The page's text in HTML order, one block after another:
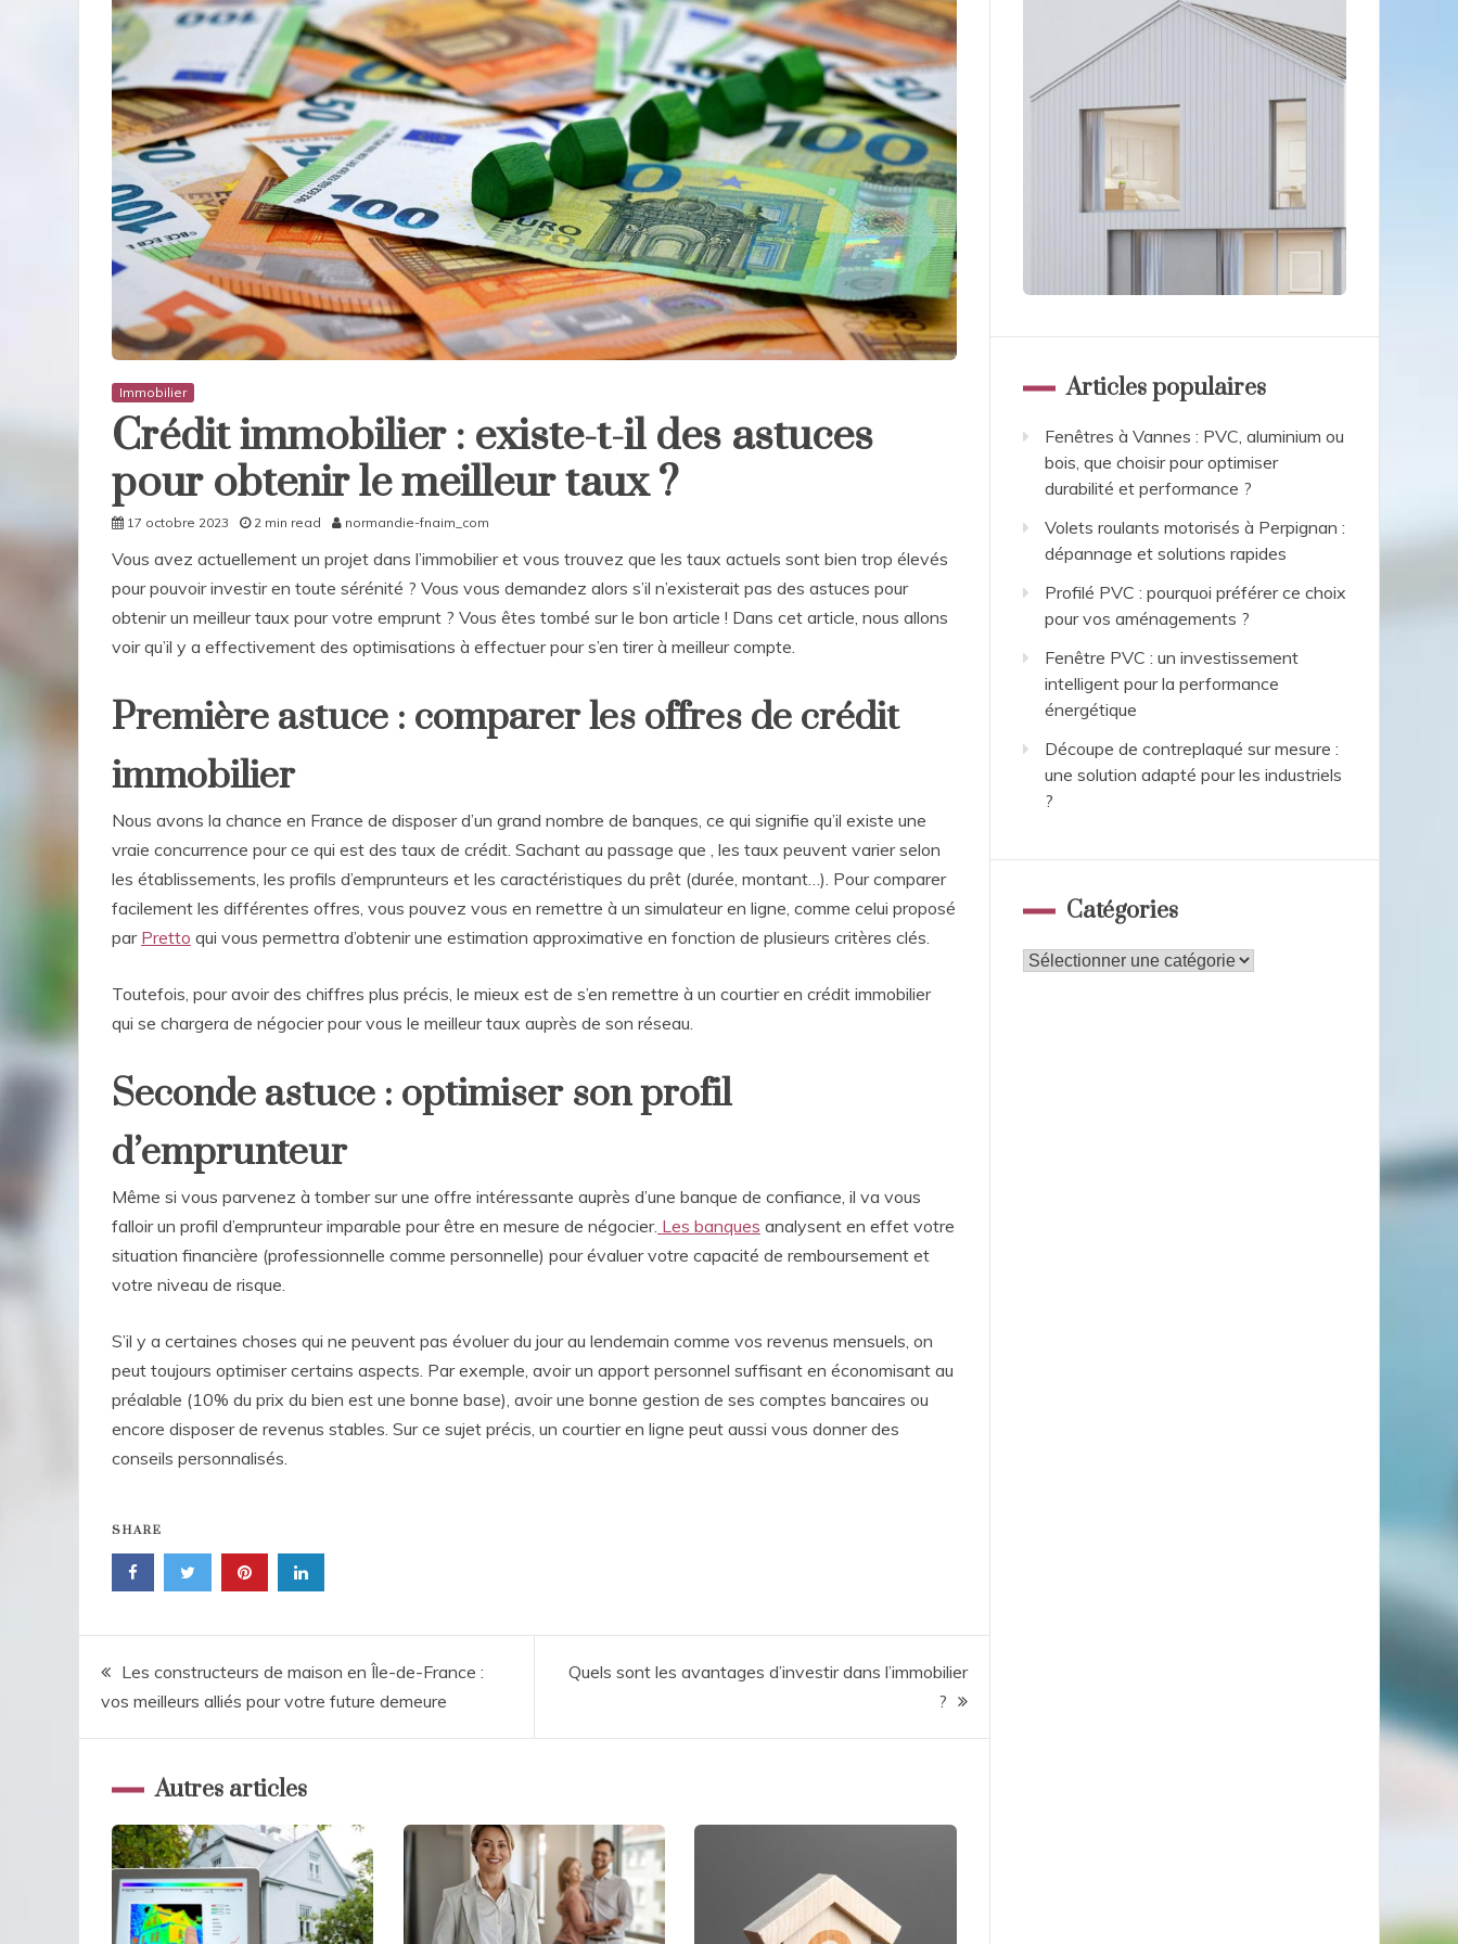
Immobilier
Crédit immobilier : existe-t-il des astuces
pour obtenir le meilleur taux ?
17 octobre 2023 2 min read normandie-fnaim_com
Vous avez actuellement un projet dans l’immobilier et vous trouvez que les taux actuels sont bien trop élevés
pour pouvoir investir en toute sérénité ? Vous vous demandez alors s’il n’existerait pas des astuces pour
obtenir un meilleur taux pour votre emprunt ? Vous êtes tombé sur le bon article ! Dans cet article, nous allons
voir qu’il y a effectivement des optimisations à effectuer pour s’en tirer à meilleur compte.
Première astuce : comparer les offres de crédit
immobilier
Nous avons la chance en France de disposer d’un grand nombre de banques, ce qui signifie qu’il existe une
vraie concurrence pour ce qui est des taux de crédit. Sachant au passage que , les taux peuvent varier selon
les établissements, les profils d’emprunteurs et les caractéristiques du prêt (durée, montant…). Pour comparer
facilement les différentes offres, vous pouvez vous en remettre à un simulateur en ligne, comme celui proposé
par Pretto qui vous permettra d’obtenir une estimation approximative en fonction de plusieurs critères clés.
Toutefois, pour avoir des chiffres plus précis, le mieux est de s’en remettre à un courtier en crédit immobilier
qui se chargera de négocier pour vous le meilleur taux auprès de son réseau.
Seconde astuce : optimiser son profil
d’emprunteur
Même si vous parvenez à tomber sur une offre intéressante auprès d’une banque de confiance, il va vous
falloir un profil d’emprunteur imparable pour être en mesure de négocier. Les banques analysent en effet votre
situation financière (professionnelle comme personnelle) pour évaluer votre capacité de remboursement et
votre niveau de risque.
S’il y a certaines choses qui ne peuvent pas évoluer du jour au lendemain comme vos revenus mensuels, on
peut toujours optimiser certains aspects. Par exemple, avoir un apport personnel suffisant en économisant au
préalable (10% du prix du bien est une bonne base), avoir une bonne gestion de ses comptes bancaires ou
encore disposer de revenus stables. Sur ce sujet précis, un courtier en ligne peut aussi vous donner des
conseils personnalisés.
SHARE
Navigation
de
l’article
Les constructeurs de maison en Île-de-France :
vos meilleurs alliés pour votre future demeure
Quels sont les avantages d’investir dans l’immobilier
?
Autres articles
Articles populaires
Fenêtres à Vannes : PVC, aluminium ou
bois, que choisir pour optimiser
durabilité et performance ?
Volets roulants motorisés à Perpignan :
dépannage et solutions rapides
Profilé PVC : pourquoi préférer ce choix
pour vos aménagements ?
Fenêtre PVC : un investissement
intelligent pour la performance
énergétique
Découpe de contreplaqué sur mesure :
une solution adapté pour les industriels
?
Catégories
Catégories